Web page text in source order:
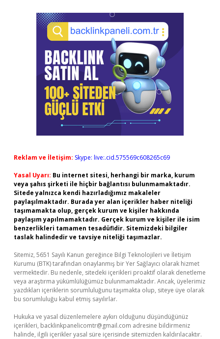
Reklam ve İletişim: Skype: live:.cid.575569c608265c69
Yasal Uyarı: Bu internet sitesi, herhangi bir marka, kurum
veya şahıs şirketi ile hiçbir bağlantısı bulunmamaktadır.
Sitede yalnızca kendi hazırladığımız makaleler
paylaşılmaktadır. Burada yer alan içerikler haber niteliği
taşımamakta olup, gerçek kurum ve kişiler hakkında
paylaşım yapılmamaktadır. Gerçek kurum ve kişiler ile isim
benzerlikleri tamamen tesadüfidir. Sitemizdeki bilgiler
taslak halindedir ve tavsiye niteliği taşımazlar.
Sitemiz, 5651 Sayılı Kanun gereğince Bilgi Teknolojileri ve İletişim
Kurumu (BTK) tarafından onaylanmış bir Yer Sağlayıcı olarak hizmet
vermektedir. Bu nedenle, sitedeki içerikleri proaktif olarak denetleme
veya araştırma yükümlülüğümüz bulunmamaktadır. Ancak, üyelerimiz
yazdıkları içeriklerin sorumluluğunu taşımakta olup, siteye üye olarak
bu sorumluluğu kabul etmiş sayılırlar.
Hukuka ve yasal düzenlemelere aykırı olduğunu düşündüğünüz
içerikleri, backlinkpanelicomtr@gmail.com adresine bildirmeniz
halinde, ilgili içerikler yasal süre içerisinde sitemizden kaldırılacaktır.